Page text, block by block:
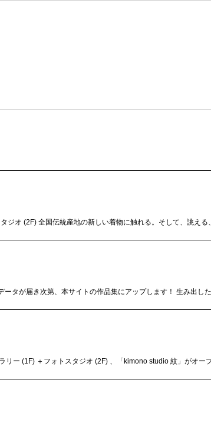
ジオ (2F) 全国伝統産地の新しい着物に触れる。そして、誂
ータが届き次第、本サイトの作品集にアップします！ 生み出
ー (1F) ＋フォトスタジオ (2F) 、「kimono studio 紋」がオ